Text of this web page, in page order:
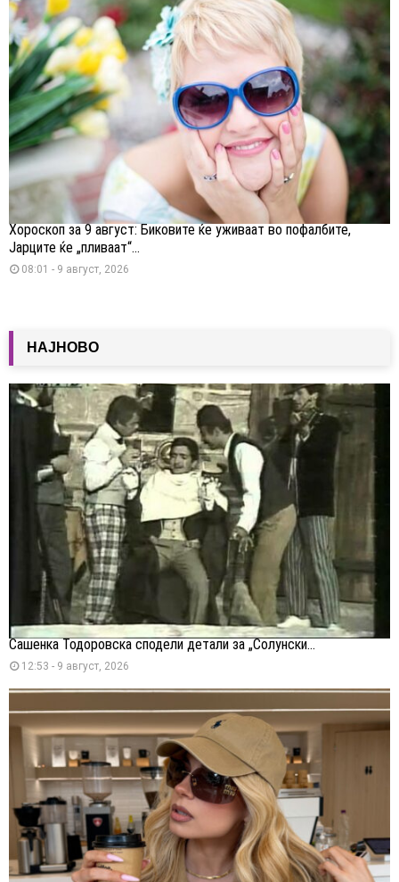
Хороскоп за 9 август: Биковите ќе уживаат во пофалбите,
Јарците ќе „пливаат“...
08:01 - 9 август, 2026
НАЈНОВО
Сашенка Тодоровска сподели детали за „Солунски...
12:53 - 9 август, 2026